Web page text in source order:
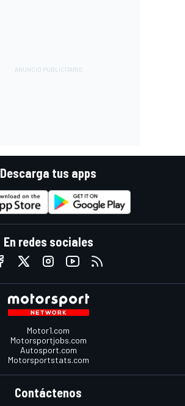
Descarga tus apps
En redes sociales
Motor1.com
Motorsportjobs.com
Autosport.com
Motorsportstats.com
Contáctenos